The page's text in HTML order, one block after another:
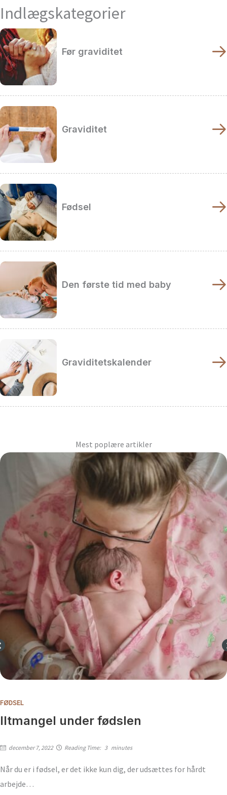
Indlægskategorier
Før graviditet
Graviditet
Fødsel
Den første tid med baby
Graviditetskalender
Mest poplære artikler
FØDSEL
Iltmangel under fødslen
december 7, 2022 Reading Time: 3 minutes
Når du er i fødsel, er det ikke kun dig, der udsættes for hårdt
arbejde…